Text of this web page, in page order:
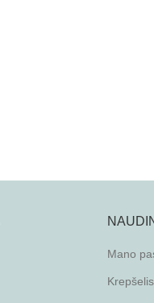
Mano
Krepšelis